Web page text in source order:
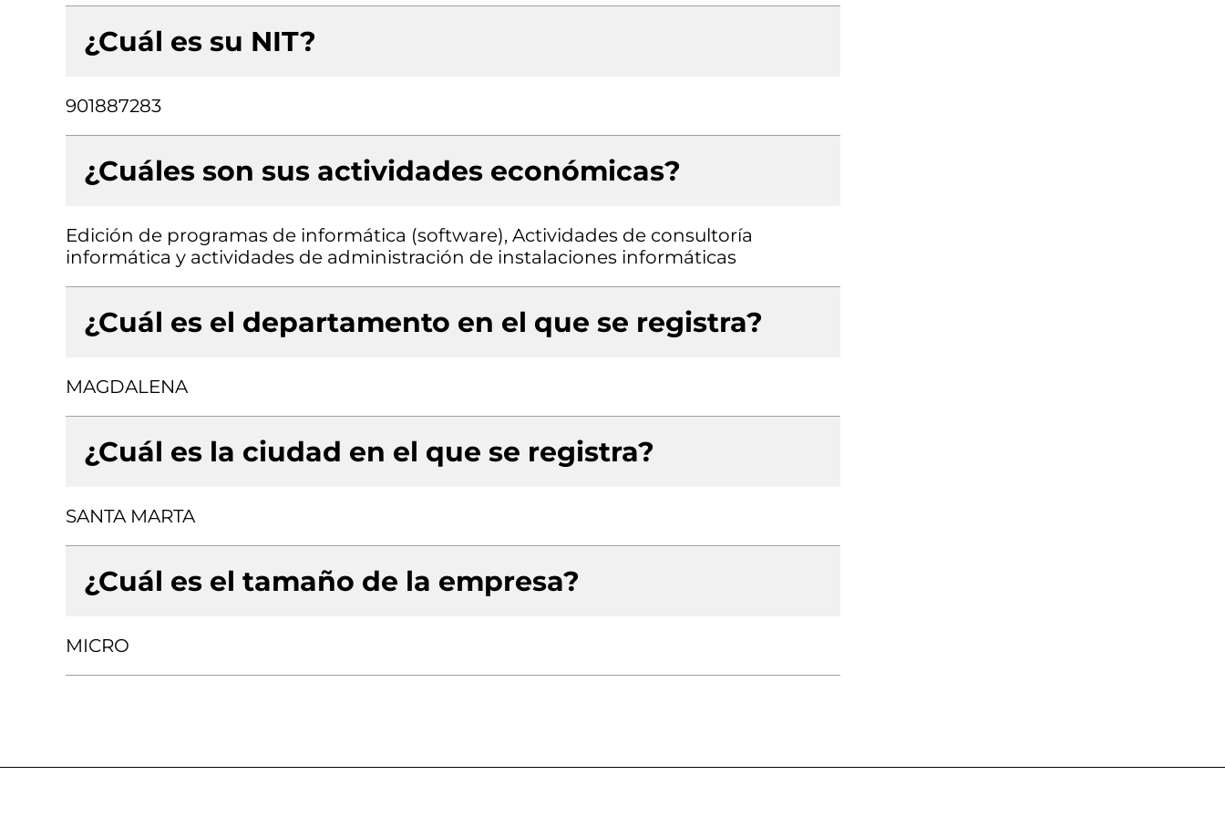
¿Cuál es su NIT?
901887283
¿Cuáles son sus actividades económicas?
Edición de programas de informática (software), Actividades de consultoría
informática y actividades de administración de instalaciones informáticas
¿Cuál es el departamento en el que se registra?
MAGDALENA
¿Cuál es la ciudad en el que se registra?
SANTA MARTA
¿Cuál es el tamaño de la empresa?
MICRO